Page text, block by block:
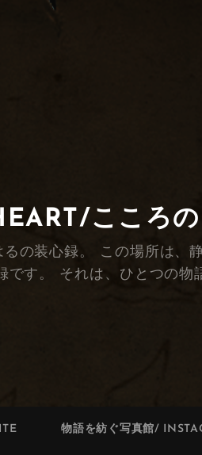
こころの
装心録。 この場所は、静
です。 それは、ひとつの物
物語を紡ぐ写真館/